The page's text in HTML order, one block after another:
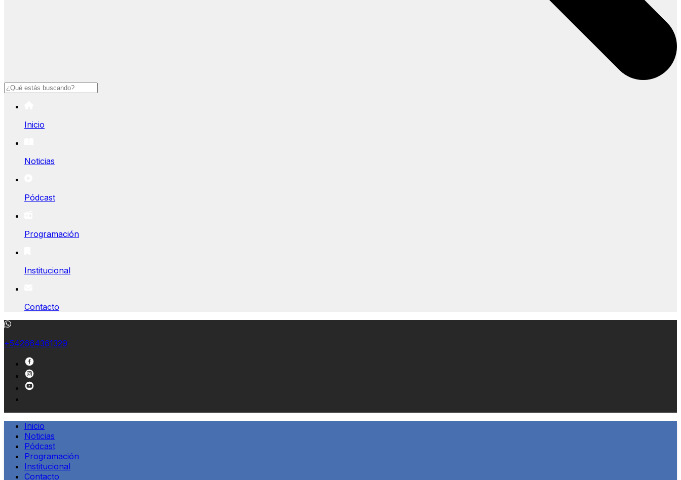
Inicio
Noticias
Pódcast
Programación
Institucional
Contacto
+542664361329
Inicio
Noticias
Pódcast
Programación
Institucional
Contacto